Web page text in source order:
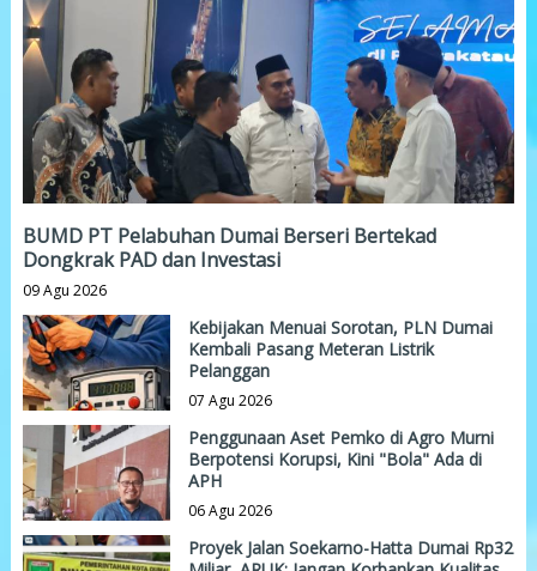
BUMD PT Pelabuhan Dumai Berseri Bertekad
Dongkrak PAD dan Investasi
09 Agu 2026
Kebijakan Menuai Sorotan, PLN Dumai
Kembali Pasang Meteran Listrik
Pelanggan
07 Agu 2026
Penggunaan Aset Pemko di Agro Murni
Berpotensi Korupsi, Kini "Bola" Ada di
APH
06 Agu 2026
Proyek Jalan Soekarno-Hatta Dumai Rp32